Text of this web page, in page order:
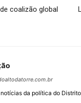
coalizão global
da política do